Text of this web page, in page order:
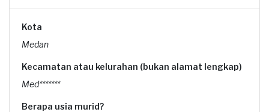
Kota
Medan
Kecamatan atau kelurahan (bukan alamat lengkap)
Med*******
Berapa usia murid?